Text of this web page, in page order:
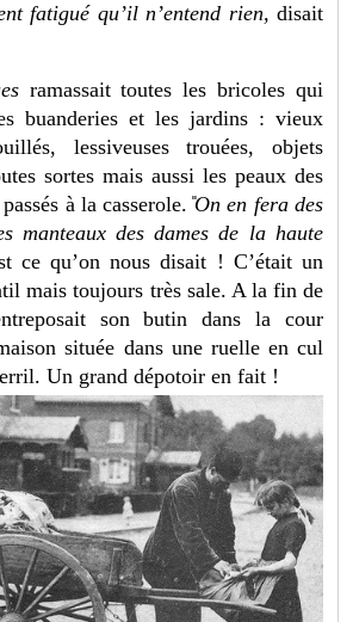
fatigué qu’il n’entend rien, disait
ramassait toutes les bricoles qui
buanderies et les jardins : vieux
lessiveuses trouées, objets
sortes mais aussi les peaux des
à la casserole. ̎On en fera des
manteaux des dames de la haute
ce qu’on nous disait ! C’était un
mais toujours très sale. A la fin de
son butin dans la cour
située dans une ruelle en cul
Un grand dépotoir en fait !